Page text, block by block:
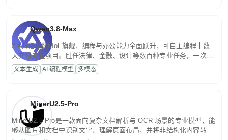
Qwen3.8-Max
2.4万亿参数MoE旗舰，编程与办公能力全面跃升，可自主编程十数
天交付完整项目。胜任法律、金融、设计等数百种专业任务，一次对
话端到端交付生产级成果。原生视觉理解贯穿规划、执行与验证全流
程，支持超长文档与长视频的深度语义解析。长程任务中自主规划与
文本生成 AI 编程模型 多模态
MinerU2.5-Pro
MinerU2.5-Pro是一款面向复杂文档解析与 OCR 场景的专业模型，能
够从图片和文档中识别文字、理解页面布局，并将非结构化内容转换